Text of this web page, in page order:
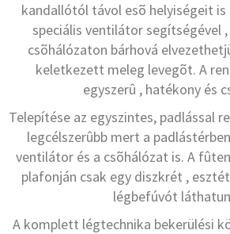
kandallótól távol esõ helyiségeit
speciális ventilátor segítségével
csõhálózaton bárhová
keletkezett meleg levegõt. A
egyszerû , hatékony és
Telepítése az egyszintes, padlással
legcélszerûbb mert a
ventilátor és a csõhálózat is. A
plafonján csak egy diszkrét ,
légbefúvót
A komplett légtechnika bekerülési